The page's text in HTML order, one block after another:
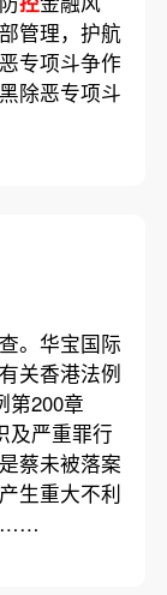
管理，护航
专项斗争作
除恶专项斗
。华宝国际
关香港法例
第200章
及严重罪行
蔡未被落案
生重大不利
……